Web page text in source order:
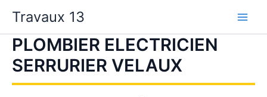
contenu
Travaux 13
PLOMBIER ELECTRICIEN
SERRURIER VELAUX